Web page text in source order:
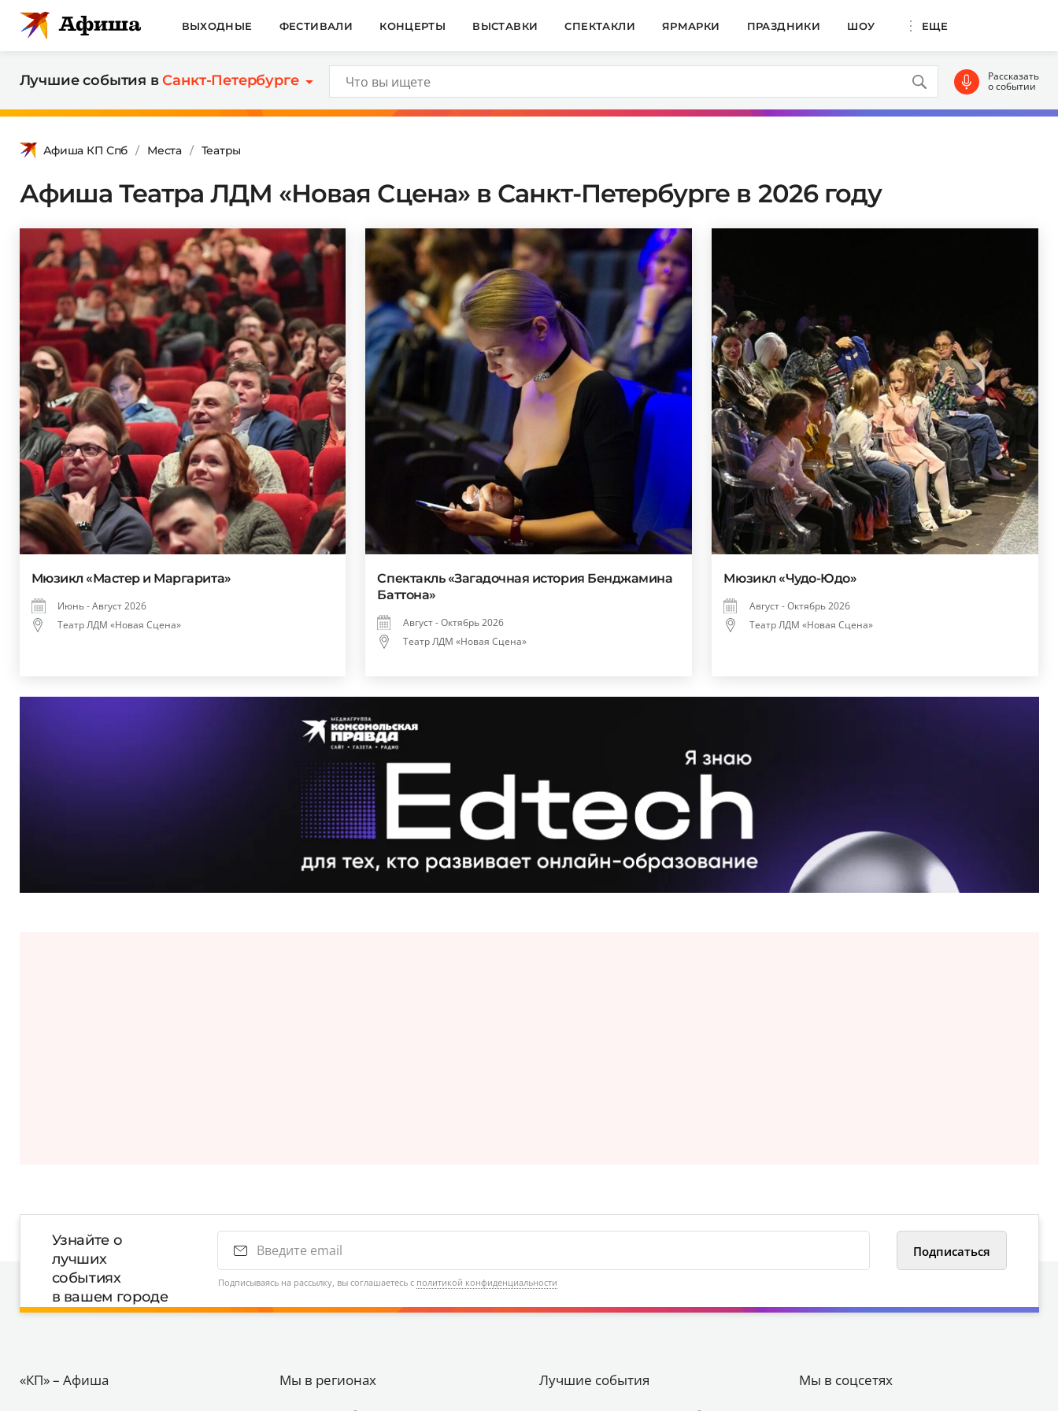
ВЫХОДНЫЕ ФЕСТИВАЛИ КОНЦЕРТЫ ВЫСТАВКИ СПЕКТАКЛИ ЯРМАРКИ ПРАЗДНИКИ ШОУ ЕЩЕ
Лучшие события вСанкт-Петербурге Рассказать
о событии
Афиша КП Спб Места Театры
Афиша Театра ЛДМ «Новая Сцена» в Санкт-Петербурге в 2026 году
Мюзикл «Мастер и Маргарита»
Июнь - Август 2026
Театр ЛДМ «Новая Сцена»
Спектакль «Загадочная история Бенджамина
Баттона»
Август - Октябрь 2026
Театр ЛДМ «Новая Сцена»
Мюзикл «Чудо-Юдо»
Август - Октябрь 2026
Театр ЛДМ «Новая Сцена»
Узнайте о
лучших
событиях
в вашем городе
Подписываясь на рассылку, вы соглашаетесь с политикой конфиденциальности
«КП» – Афиша Мы в регионах Лучшие события Мы в соцсетях